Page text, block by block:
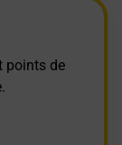
points de